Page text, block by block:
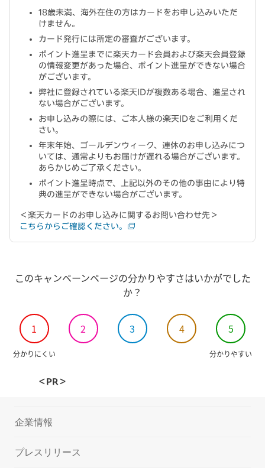
18歳未満、海外在住の方はカードをお申し込みいただ
けません。
カード発行には所定の審査がございます。
ポイント進呈までに楽天カード会員および楽天会員登録
の情報変更があった場合、ポイント進呈ができない場合
がございます。
弊社に登録されている楽天IDが複数ある場合、進呈され
ない場合がございます。
お申し込みの際には、ご本人様の楽天IDをご利用くだ
さい。
年末年始、ゴールデンウィーク、連休のお申し込みにつ
いては、通常よりもお届けが遅れる場合がございます。
あらかじめご了承ください。
ポイント進呈時点で、上記以外のその他の事由により特
典の進呈ができない場合がございます。
＜楽天カードのお申し込みに関するお問い合わせ先＞
こちらからご確認ください。
このキャンペーンページの分かりやすさはいかがでした
か？
1 2 3 4 5
分かりにくい 分かりやすい
＜PR＞
企業情報
プレスリリース